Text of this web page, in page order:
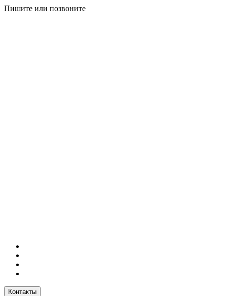
Пишите или позвоните
Контакты